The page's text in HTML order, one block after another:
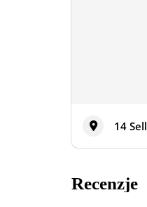
14
Recenzje